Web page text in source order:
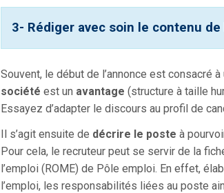
3- Rédiger avec soin le contenu de
Souvent, le début de l’annonce est consacré
société est un avantage(structure à taille
Essayez d’adapter le discours au profil de
Il s’agit ensuite de décrire le poste à
Pour cela, le recruteur peut se servir de la
l’emploi (ROME) de Pôle emploi. En effet,
l’emploi, les responsabilités liées au poste